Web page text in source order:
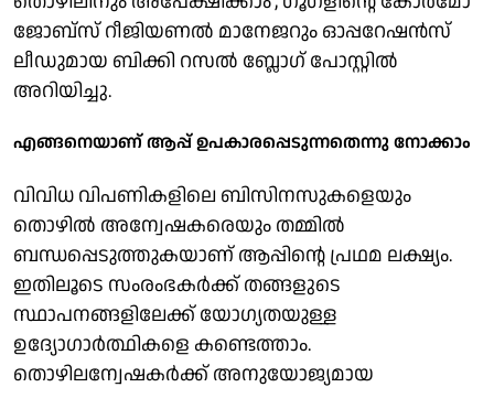
ജോബ്സ് റീജിയണല്‍ മാനേജറും ഓപ്പറേഷന്‍സ്
ലീഡുമായ ബിക്കി റസല്‍ ബ്ലോഗ് പോസ്റ്റില്‍
അറിയിച്ചു.
എങ്ങനെയാണ് ആപ്പ് ഉപകാരപ്പെടുന്നതെന്നു നോക്കാം
വിവിധ വിപണികളിലെ ബിസിനസുകളെയും
തൊഴില്‍ അന്വേഷകരെയും തമ്മില്‍
ബന്ധപ്പെടുത്തുകയാണ് ആപ്പിന്റെ പ്രഥമ ലക്ഷ്യം.
ഇതിലൂടെ സംരംഭകര്‍ക്ക് തങ്ങളുടെ
സ്ഥാപനങ്ങളിലേക്ക് യോഗ്യതയുള്ള
ഉദ്യോഗാര്‍ത്ഥികളെ കണ്ടെത്താം.
തൊഴിലന്വേഷകര്‍ക്ക് അനുയോജ്യമായ